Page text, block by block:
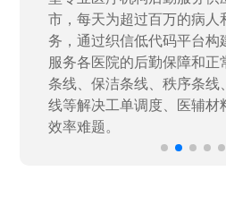
量“小、散、碎”的信息化需
力资源进行开发，通过引
决当下遇到的各类业务难
效率。